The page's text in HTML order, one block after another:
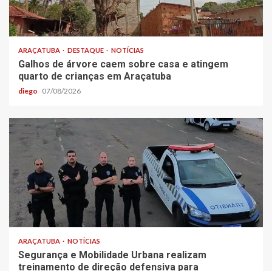
ARAÇATUBA DESTAQUE NOTÍCIAS
Galhos de árvore caem sobre casa e atingem
quarto de crianças em Araçatuba
diego 07/08/2026
ARAÇATUBA NOTÍCIAS
Segurança e Mobilidade Urbana realizam
treinamento de direção defensiva para